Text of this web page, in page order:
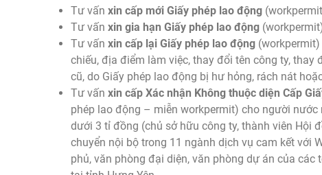
Tư vấn xin cấp mới Giấy phép lao động
Tư vấn xin gia hạn Giấy phép lao động
Tư vấn xin cấp lại Giấy phép lao động
chiếu, địa điểm làm việc, thay đổi tên công ty,
cũ, do Giấy phép lao động bị hư hỏng, rách nát
Tư vấn xin cấp Xác nhận Không thuộc diện Cấp
phép lao động – miễn workpermit) cho người
dưới 3 tỉ đồng (chủ sở hữu công ty, thành viên Hội
chuyển nội bộ trong 11 ngành dịch vụ cam kết với
phủ, văn phòng đại diện, văn phòng dự án của